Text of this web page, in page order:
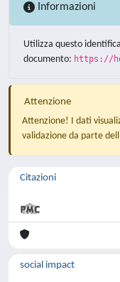
Informazioni
Utilizza questo
documento: https://
Attenzione
Attenzione! I dati
validazione da parte
Citazioni
social impact